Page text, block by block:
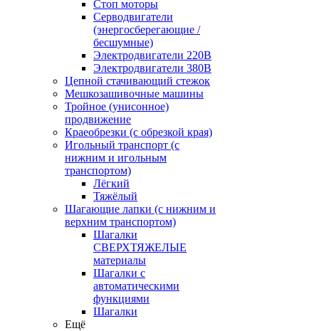
Стоп моторы
Серводвигатели
(энергосберегающие /
бесшумные)
Электродвигатели 220В
Электродвигатели 380В
Цепной стачивающий стежок
Мешкозашивочные машины
Тройное (унисонное)
продвижение
Краеобрезки (с обрезкой края)
Игольный транспорт (с
нижним и игольным
транспортом)
Лёгкий
Тяжёлый
Шагающие лапки (с нижним и
верхним транспортом)
Шагалки
СВЕРХТЯЖЕЛЫЕ
материалы
Шагалки с
автоматическими
функциями
Шагалки
Ещё